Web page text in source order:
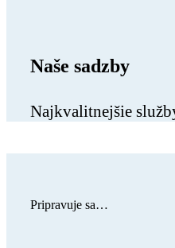
Naše sadzby
Najkvalitnejšie
Pripravuje sa…